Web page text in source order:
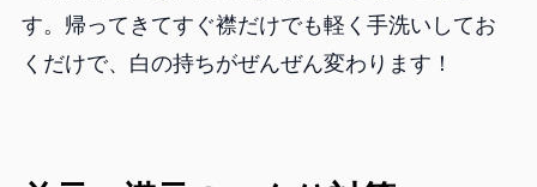
す。帰ってきてすぐ襟だけでも軽く手洗いしてお
くだけで、白の持ちがぜんぜん変わります！